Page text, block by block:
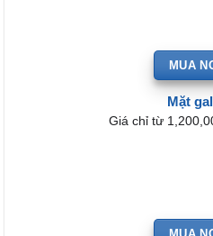
MUA
Mặt
Giá chỉ từ